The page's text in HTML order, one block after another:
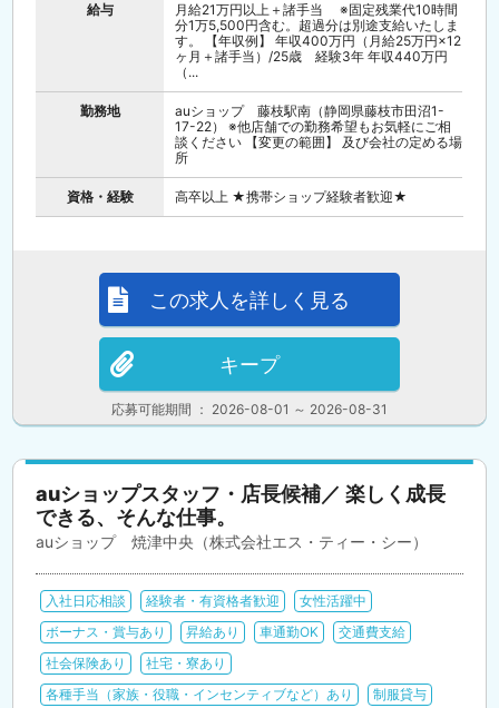
給与
月給21万円以上＋諸手当 ※固定残業代10時間
分1万5,500円含む。超過分は別途支給いたしま
す。 【年収例】 年収400万円（月給25万円×12
ヶ月＋諸手当）/25歳 経験3年 年収440万円
（...
勤務地
auショップ 藤枝駅南（静岡県藤枝市田沼1-
17-22） ※他店舗での勤務希望もお気軽にご相
談ください 【変更の範囲】 及び会社の定める場
所
資格・経験 高卒以上 ★携帯ショップ経験者歓迎★
応募可能期間 ： 2026-08-01 ～ 2026-08-31
この求人を詳しく見る
キープ
auショップスタッフ・店長候補／ 楽しく成長
できる、そんな仕事。
auショップ 焼津中央（株式会社エス・ティー・シー）
入社日応相談 経験者・有資格者歓迎
女性活躍中
ボーナス・賞与あり
昇給あり 車通勤OK
交通費支給
社会保険あり
社宅・寮あり
各種手当（家族・役職・インセンティブなど）あり
制服貸与